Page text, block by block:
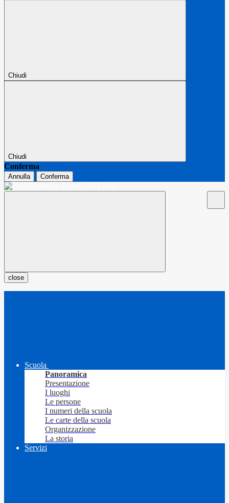
Chiudi
Chiudi
Conferma
Annulla Conferma
close
Scuola
Panoramica
Presentazione
I luoghi
Le persone
I numeri della scuola
Le carte della scuola
Organizzazione
La storia
Servizi